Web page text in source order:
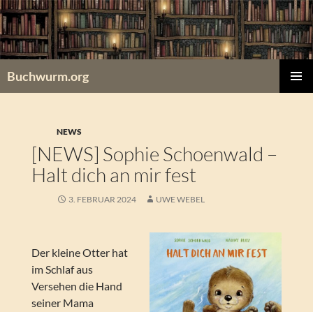
Zum
Inhalt
springen
Buchwurm.org
NEWS
[NEWS] Sophie Schoenwald –
Halt dich an mir fest
3. FEBRUAR 2024 UWE WEBEL
Der kleine Otter hat
im Schlaf aus
Versehen die Hand
seiner Mama